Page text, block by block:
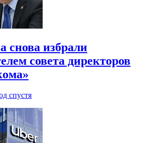
снова избрали
совета директоров
спустя